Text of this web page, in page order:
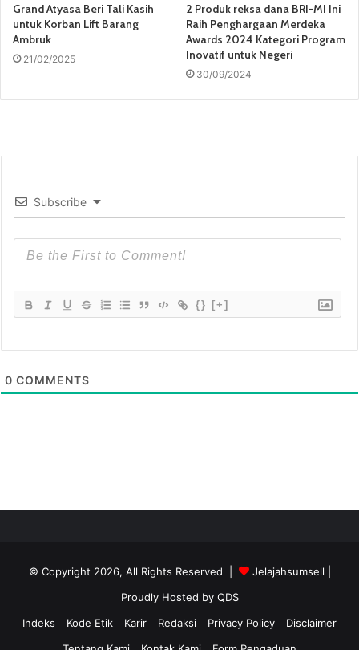
Grand Atyasa Beri Tali Kasih
untuk Korban Lift Barang
Ambruk
21/02/2025
2 Produk reksa dana BRI-MI Ini
Raih Penghargaan Merdeka
Awards 2024 Kategori Program
Inovatif untuk Negeri
30/09/2024
Subscribe
{} [+]
0 COMMENTS
© Copyright 2026, All Rights Reserved | Jelajahsumsell
Proudly Hosted by QDS
Indeks
Kode Etik Karir Redaksi Privacy Policy
Disclaimer